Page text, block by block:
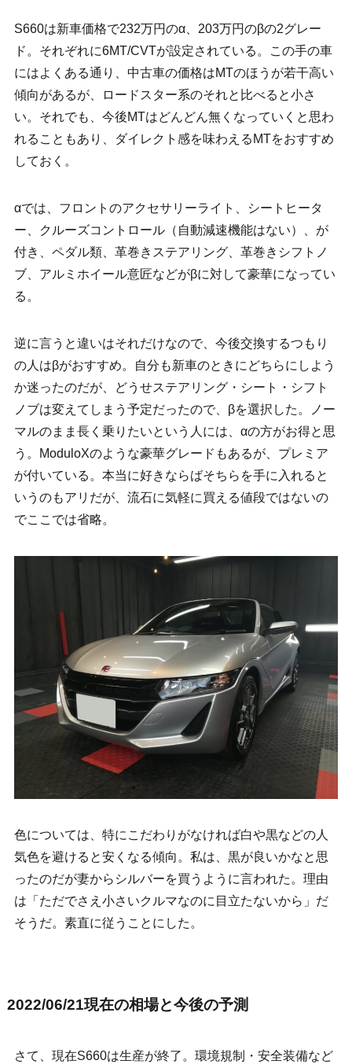
S660は新車価格で232万円のα、203万円のβの2グレー
ド。それぞれに6MT/CVTが設定されている。この手の車
にはよくある通り、中古車の価格はMTのほうが若干高い
傾向があるが、ロードスター系のそれと比べると小さ
い。それでも、今後MTはどんどん無くなっていくと思わ
れることもあり、ダイレクト感を味わえるMTをおすすめ
しておく。
αでは、フロントのアクセサリーライト、シートヒータ
ー、クルーズコントロール（自動減速機能はない）、が
付き、ペダル類、革巻きステアリング、革巻きシフトノ
ブ、アルミホイール意匠などがβに対して豪華になってい
る。
逆に言うと違いはそれだけなので、今後交換するつもり
の人はβがおすすめ。自分も新車のときにどちらにしよう
か迷ったのだが、どうせステアリング・シート・シフト
ノブは変えてしまう予定だったので、βを選択した。ノー
マルのまま長く乗りたいという人には、αの方がお得と思
う。ModuloXのような豪華グレードもあるが、プレミア
が付いている。本当に好きならばそちらを手に入れると
いうのもアリだが、流石に気軽に買える値段ではないの
でここでは省略。
色については、特にこだわりがなければ白や黒などの人
気色を避けると安くなる傾向。私は、黒が良いかなと思
ったのだが妻からシルバーを買うように言われた。理由
は「ただでさえ小さいクルマなのに目立たないから」だ
そうだ。素直に従うことにした。
2022/06/21現在の相場と今後の予測
さて、現在S660は生産が終了。環境規制・安全装備など